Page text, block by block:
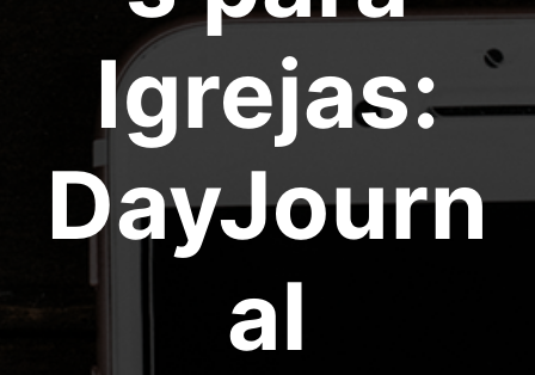
Igrejas:
DayJourn
al